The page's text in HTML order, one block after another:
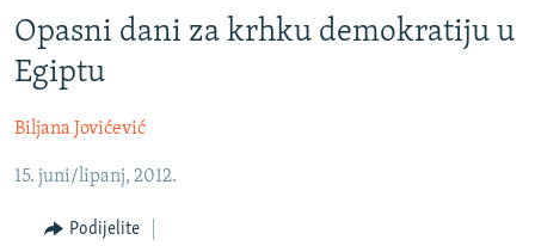
glavni
sadržaj
Pređite
na
navigaciju
Pređite
BOSNA I HERCEGOVINA
SRBIJA
KOSOVO
CRNA GORA
VIZUELNO
Opasni dani za krhku demokratiju u
Egiptu
Biljana Jovićević
15. juni/lipanj, 2012.
Podijelite